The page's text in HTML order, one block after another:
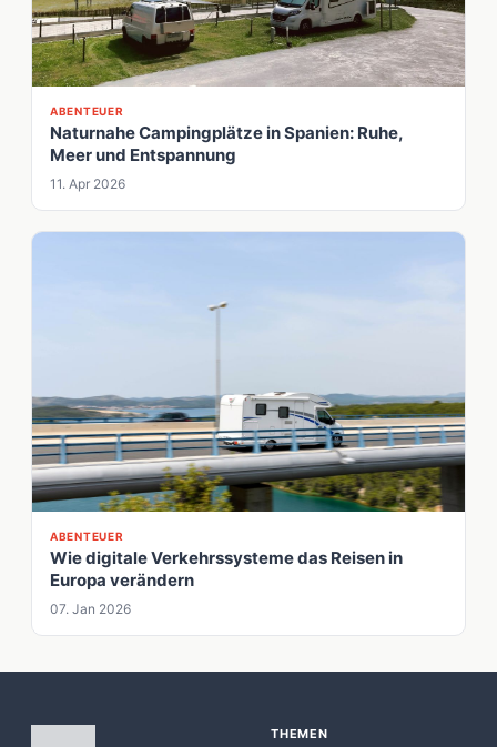
ABENTEUER
Naturnahe Campingplätze in Spanien: Ruhe,
Meer und Entspannung
11. Apr 2026
ABENTEUER
Wie digitale Verkehrssysteme das Reisen in
Europa verändern
07. Jan 2026
THEMEN